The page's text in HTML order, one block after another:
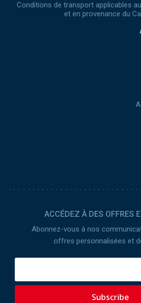
Conditions de transport applicables
et en provenance du
ACCÉDEZ À DES OFFRES
Abonnez-vous à nos
offres personnalisées et
Subscribe